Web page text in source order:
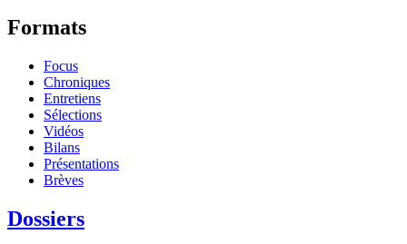
Formats
Focus
Chroniques
Entretiens
Sélections
Vidéos
Bilans
Présentations
Brèves
Dossiers